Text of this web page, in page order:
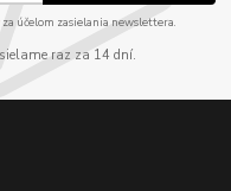
za účelom zasielania newslettera.
raz za 14 dní.